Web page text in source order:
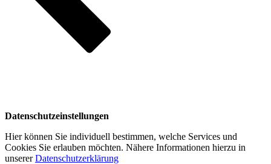
Datenschutzeinstellungen
Hier können Sie individuell bestimmen, welche Services und
Cookies Sie erlauben möchten. Nähere Informationen hierzu in
unsererDatenschutzerklärung